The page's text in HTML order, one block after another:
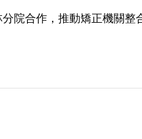
院合作，推動矯正機關